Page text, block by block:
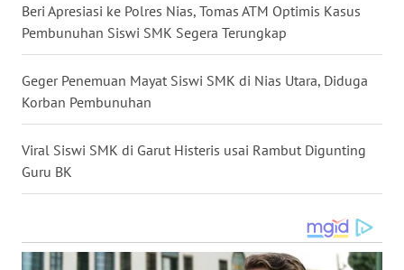
Beri Apresiasi ke Polres Nias, Tomas ATM Optimis Kasus
Pembunuhan Siswi SMK Segera Terungkap
Geger Penemuan Mayat Siswi SMK di Nias Utara, Diduga
Korban Pembunuhan
Viral Siswi SMK di Garut Histeris usai Rambut Digunting
Guru BK
WN
MALUKU
WN
MALUT
WN
DAIRI
WN
DANAU